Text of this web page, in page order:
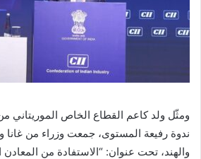
ومثّل ولد كاعم القطاع الخاص الموريتاني
ندوة رفيعة المستوى، جمعت وزراء من غانا
والهند، تحت عنوان: “الاستفادة من المعادن